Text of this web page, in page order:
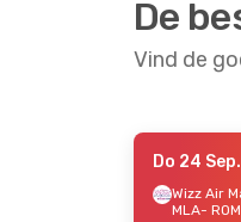
De
Vind de
- Zo 13 Sep.
Direct
Do 24 Sep.
Wizz Air
MLA- ROM